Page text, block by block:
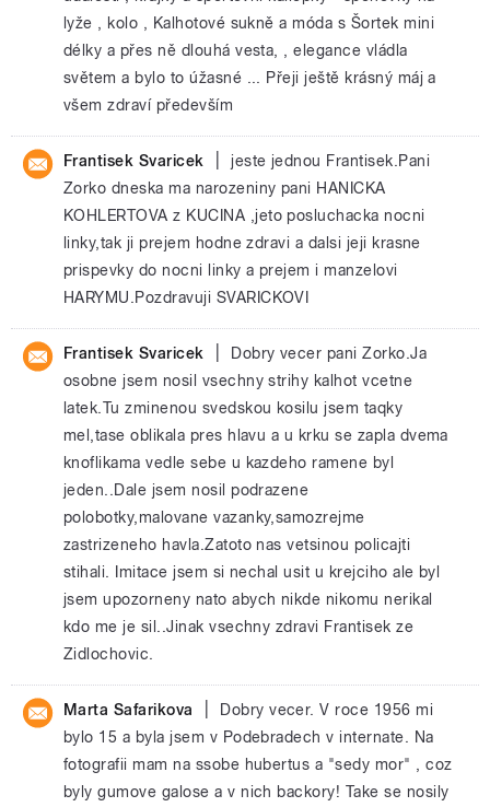
lyže , kolo , Kalhotové sukně a móda s Šortek mini
délky a přes ně dlouhá vesta, , elegance vládla
světem a bylo to úžasné ... Přeji ještě krásný máj a
všem zdraví především
Frantisek Svaricek
jeste jednou Frantisek.Pani
Zorko dneska ma narozeniny pani HANICKA
KOHLERTOVA z KUCINA ,jeto posluchacka nocni
linky,tak ji prejem hodne zdravi a dalsi jeji krasne
prispevky do nocni linky a prejem i manzelovi
HARYMU.Pozdravuji SVARICKOVI
Frantisek Svaricek
Dobry vecer pani Zorko.Ja
osobne jsem nosil vsechny strihy kalhot vcetne
latek.Tu zminenou svedskou kosilu jsem taqky
mel,tase oblikala pres hlavu a u krku se zapla dvema
knoflikama vedle sebe u kazdeho ramene byl
jeden..Dale jsem nosil podrazene
polobotky,malovane vazanky,samozrejme
zastrizeneho havla.Zatoto nas vetsinou policajti
stihali. Imitace jsem si nechal usit u krejciho ale byl
jsem upozorneny nato abych nikde nikomu nerikal
kdo me je sil..Jinak vsechny zdravi Frantisek ze
Zidlochovic.
Marta Safarikova
Dobry vecer. V roce 1956 mi
bylo 15 a byla jsem v Podebradech v internate. Na
fotografii mam na ssobe hubertus a "sedy mor" , coz
byly gumove galose a v nich backory! Take se nosily